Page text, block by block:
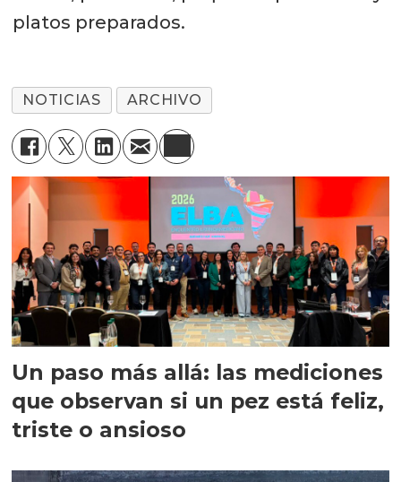
platos preparados.
NOTICIAS ARCHIVO
Un paso más allá: las mediciones
que observan si un pez está feliz,
triste o ansioso